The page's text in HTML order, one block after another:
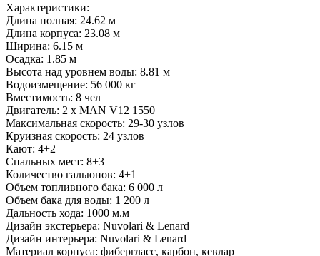
Характеристики:
Длина полная: 24.62 м
Длина корпуса: 23.08 м
Ширина: 6.15 м
Осадка: 1.85 м
Высота над уровнем воды: 8.81 м
Водоизмещение: 56 000 кг
Вместимость: 8 чел
Двигатель: 2 х MAN V12 1550
Максимальная скорость: 29-30 узлов
Круизная скорость: 24 узлов
Кают: 4+2
Спальных мест: 8+3
Количество гальюнов: 4+1
Объем топливного бака: 6 000 л
Объем бака для воды: 1 200 л
Дальность хода: 1000 м.м
Дизайн экстерьера: Nuvolari & Lenard
Дизайн интерьера: Nuvolari & Lenard
Материал корпуса: фибергласс, карбон, кевлар